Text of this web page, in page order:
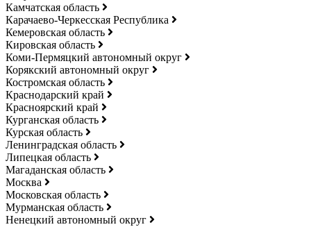
Камчатская область
Карачаево-Черкесская Республика
Кемеровская область
Кировская область
Коми-Пермяцкий автономный округ
Корякский автономный округ
Костромская область
Краснодарский край
Красноярский край
Курганская область
Курская область
Ленинградская область
Липецкая область
Магаданская область
Москва
Московская область
Мурманская область
Ненецкий автономный округ